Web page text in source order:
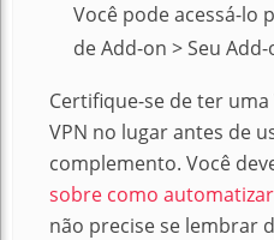
Você pode acessá-lo
de Add-on > Seu Add-
Certifique-se de ter
VPN no lugar antes de
complemento. Você
sobre como automatizar
não precise se lembrar